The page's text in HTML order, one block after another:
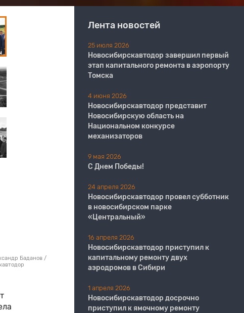
Баданов /
Лента новостей
25 июля 2026
Новосибирскавтодор завершил первый
этап капитального ремонта в аэропорту
Томска
4 июня 2026
Новосибирскавтодор представит
Новосибирскую область на
Национальном конкурсе
механизаторов
9 мая 2026
С Днем Победы!
24 апреля 2026
Новосибирскавтодор провел субботник
в новосибирском парке
«Центральный»
16 апреля 2026
Новосибирскавтодор приступил к
капитальному ремонту двух
аэродромов в Сибири
1 апреля 2026
Новосибирскавтодор досрочно
приступил к ямочному ремонту